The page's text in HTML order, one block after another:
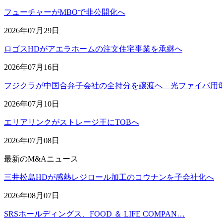
フューチャーがMBOで非公開化へ
2026年07月29日
ロゴスHDがアエラホームの注文住宅事業を承継へ
2026年07月16日
フジクラが中国合弁子会社の全持分を譲渡へ 光ファイバ
2026年07月10日
エリアリンクがストレージ王にTOBへ
2026年07月08日
最新のM&Aニュース
三井松島HDが感熱レジロール加工のコウナンを子会社化へ
2026年08月07日
SRSホールディングス、FOOD ＆ LIFE COMPAN…